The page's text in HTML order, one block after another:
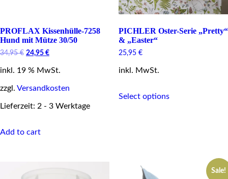
PROFLAX Kissenhülle-7258
Hund mit Mütze 30/50
34,95€ Original
was:
24,95 €Current
is:
inkl. 19 % MwSt.
zzgl. Versandkosten
Lieferzeit: 2 - 3 Werktage
Add to cart
PICHLER Oster-Serie „Pretty“
& „Easter“
25,95 €
inkl. MwSt.
Select optionsproduct
Sale!